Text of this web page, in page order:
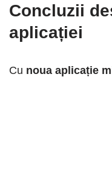
Concluzii
aplicației
Cu noua aplicație